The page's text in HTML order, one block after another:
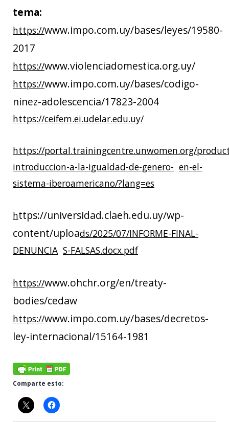
tema:
https://www.impo.com.uy/bases/leyes/19580-
2017
https://www.violenciadomestica.org.uy/
https://www.impo.com.uy/bases/codigo-
ninez-adolescencia/17823-2004
https://ceifem.ei.udelar.edu.uy/
https://portal.trainingcentre.unwomen.org/
introduccion-a-la-igualdad-de-genero- en-el-
sistema-iberoamericano/?lang=es
https://universidad.claeh.edu.uy/wp-
content/uploads/2025/07/INFORME-FINAL-
DENUNCIA S-FALSAS.docx.pdf
https://www.ohchr.org/en/treaty-
bodies/cedaw
https://www.impo.com.uy/bases/decretos-
ley-internacional/15164-1981
Comparte esto: